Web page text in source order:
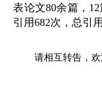
表论文80余篇，
引用682次，总引
请相互转告，欢